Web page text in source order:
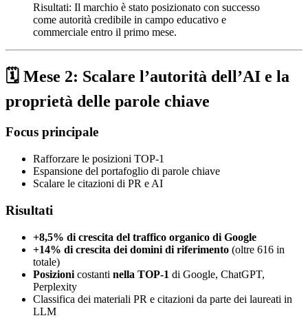
Risultati: Il marchio è stato posizionato con successo
come autorità credibile in campo educativo e
commerciale entro il primo mese.
🗓️ Mese 2: Scalare l’autorità dell’AI e la
proprietà delle parole chiave
Focus principale
Rafforzare le posizioni TOP-1
Espansione del portafoglio di parole chiave
Scalare le citazioni di PR e AI
Risultati
+8,5% di crescita del traffico organico di Google
+14% di crescita dei domini di riferimento (oltre 616 in
totale)
Posizioni costanti nella TOP-1 di Google, ChatGPT,
Perplexity
Classifica dei materiali PR e citazioni da parte dei laureati in
LLM